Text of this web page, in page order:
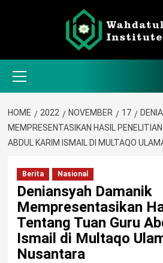
Menu
HOME 2022 NOVEMBER 17
MEMPRESENTASIKAN HASIL
ABDUL KARIM ISMAIL DI MULTAQO
Berita Nasional
Deniansyah Damanik
Mempresentasikan
Tentang Tuan Guru
Ismail di Multaqo
Nusantara